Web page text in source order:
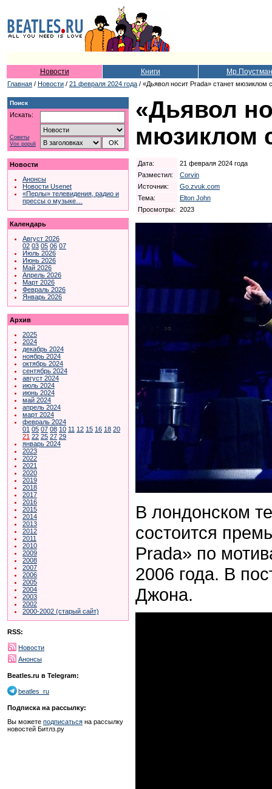
Новости Книги Мр.Поустман
Главная / Новости / 21 февраля 2024 года / «Дьявол носит Prada» станет мюзиклом
Поиск
Искать:
Советы
Vox populi
Новости
Анонсы
Новости Usenet
«Перлы» телевидения, радио и
прессы о музыке…
Календарь
Август 2026
02 03 05 06 07
Июль 2026
Июнь 2026
Май 2026
Апрель 2026
Март 2026
Февраль 2026
Январь 2026
Архив
2025
2024
декабрь 2024
ноябрь 2024
октябрь 2024
сентябрь 2024
август 2024
июль 2024
июнь 2024
май 2024
апрель 2024
март 2024
февраль 2024
01 05 07 08 10 11 12 15 16 18 20
21 22 25 27 29
январь 2024
2023
2022
2021
2020
2019
2018
2017
2016
2015
2014
2013
2012
2011
2010
2009
2008
2007
2006
2005
2004
2003
2002
2000-2002 (старый сайт)
RSS:
Новости
Анонсы
Beatles.ru в Telegram:
beatles_ru
Подписка на рассылку:
Вы можете подписаться на рассылку
новостей Битлз.ру
«Дьявол
мюзиклом
Дата:
21 февраля 2024 года
Разместил:
Corvin
Источник:
Go.zvuk.com
Тема:
Elton John
Просмотры:
2023
В лондонском
состоится
Prada» по
2006 года. В
Джона.